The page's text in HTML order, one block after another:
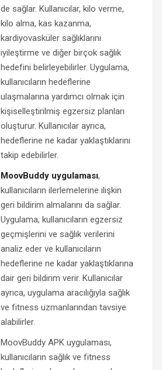
de sağlar. Kullanıcılar, kilo verme,
kilo alma, kas kazanma,
kardiyovasküler sağlıklarını
iyileştirme ve diğer birçok sağlık
hedefini belirleyebilirler. Uygulama,
kullanıcıların hedeflerine
ulaşmalarına yardımcı olmak için
kişiselleştirilmiş egzersiz planları
oluşturur. Kullanıcılar ayrıca,
hedeflerine ne kadar yaklaştıklarını
takip edebilirler.
MoovBuddy uygulaması,
kullanıcıların ilerlemelerine ilişkin
geri bildirim almalarını da sağlar.
Uygulama, kullanıcıların egzersiz
geçmişlerini ve sağlık verilerini
analiz eder ve kullanıcıların
hedeflerine ne kadar yaklaştıklarına
dair geri bildirim verir. Kullanıcılar
ayrıca, uygulama aracılığıyla sağlık
ve fitness uzmanlarından tavsiye
alabilirler.
MoovBuddy APK uygulaması,
kullanıcıların sağlık ve fitness